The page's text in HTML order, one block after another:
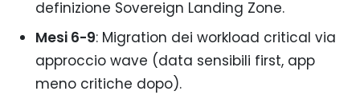
definizione Sovereign Landing Zone.
Mesi 6-9: Migration dei workload critical via
approccio wave (data sensibili first, app
meno critiche dopo).